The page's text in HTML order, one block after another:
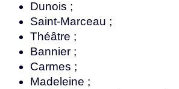
Dunois ;
Saint-Marceau ;
Théâtre ;
Bannier ;
Carmes ;
Madeleine ;